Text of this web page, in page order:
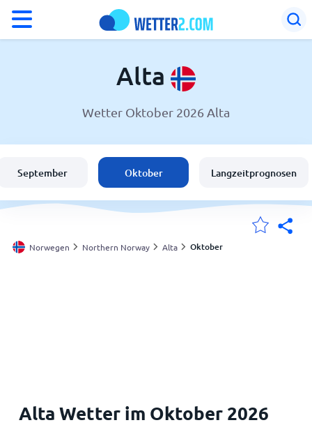
Wetter in Alta
Schweiz
Deutschland
Alta
Wetter Oktober 2026 Alta
September Oktober Langzeitprognosen
Norwegen Northern Norway Alta Oktober
Alta Wetter im Oktober 2026